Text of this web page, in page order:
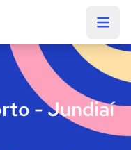
- Jundiaí